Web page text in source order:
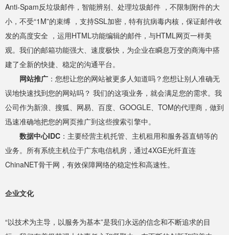
Anti-Spam反垃圾邮件，智能辨别、处理垃圾邮件 ，不限制附件的大
小，不受“1M”的束缚 ，支持SSL加密，特有抗病毒内核，保证邮件收
发的高度安全 ，运用HTML功能编辑的邮件，与HTML网页一样美
观。我们的邮箱功能强大、速度极快，为企业在瞬息万变的商海中搭
建了全新的快捷、稳定的沟通平台。
网站推广 ：您想让您的网站被更多人知道吗？您想让别人准确无
误地快速找到您的网站吗？ 我们的这项业务，就会满足您的需求。我
公司作为新浪、搜狐、网易、百度、GOOGLE、TOM的代理商，做到
迅速准确地把您的网页推广到这些搜索引擎中。
数据中心IDC ：主要经营主机托管、主机租用和服务器直销等的
业务。所有系统主机位于广东电信机房，通过4XGE光纤直连
ChinaNET骨干网，有效保障网络的稳定性和高速性。
企业文化
“以技术为主导，以服务为基本”是我们永远的信念和不断追求的目